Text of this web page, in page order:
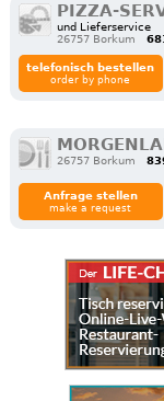
PIZZA-
und Lieferservice
26757 Borkum
telefonisch bestellen
order by phone
26757 Borkum
Anfrage stellen
make a request